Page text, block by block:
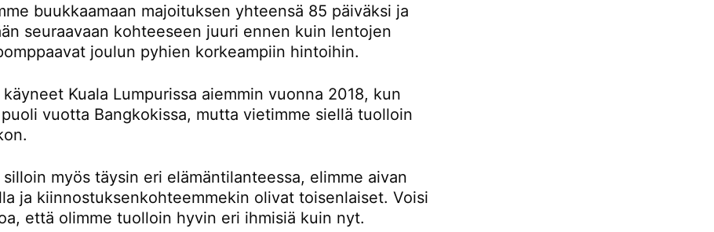
buukkaamaan majoituksen yhteensä 85 päiväksi ja
seuraavaan kohteeseen juuri ennen kuin lentojen
joulun pyhien korkeampiin hintoihin.
käyneet Kuala Lumpurissa aiemmin vuonna 2018, kun
vuotta Bangkokissa, mutta vietimme siellä tuolloin
silloin myös täysin eri elämäntilanteessa, elimme aivan
ja kiinnostuksenkohteemmekin olivat toisenlaiset. Voisi
että olimme tuolloin hyvin eri ihmisiä kuin nyt.